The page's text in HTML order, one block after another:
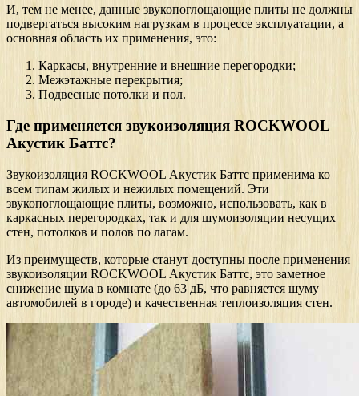
И, тем не менее, данные звукопоглощающие плиты не должны
подвергаться высоким нагрузкам в процессе эксплуатации, а
основная область их применения, это:
Каркасы, внутренние и внешние перегородки;
Межэтажные перекрытия;
Подвесные потолки и пол.
Где применяется звукоизоляция ROCKWOOL
Акустик Баттс?
Звукоизоляция ROCKWOOL Акустик Баттс применима ко
всем типам жилых и нежилых помещений. Эти
звукопоглощающие плиты, возможно, использовать, как в
каркасных перегородках, так и для шумоизоляции несущих
стен, потолков и полов по лагам.
Из преимуществ, которые станут доступны после применения
звукоизоляции ROCKWOOL Акустик Баттс, это заметное
снижение шума в комнате (до 63 дБ, что равняется шуму
автомобилей в городе) и качественная теплоизоляция стен.